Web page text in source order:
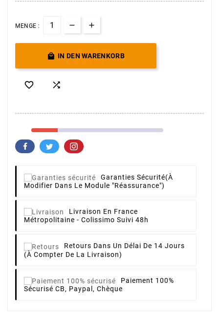
MENGE :
 IN DEN WARENKORB
 
Garanties Sécurité(à
Modifier Dans Le Module "Réassurance")
Livraison En France
Métropolitaine - Colissimo Suivi 48h
Retours Dans Un Délai De 14 Jours
(à Compter De La Livraison)
Paiement 100%
Sécurisé CB, Paypal, Chèque